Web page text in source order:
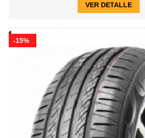
VER DETALLE
-15%